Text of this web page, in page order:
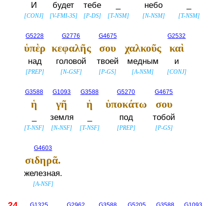
И
[CONJ]
будет
[V-FMI-3S]
тебе
[P-DS] [T-NSM]
небо
[N-NSM] [T-NSM]
G5228
ὑπὲρ
над
[PREP]
G2776
κεφαλῆς
головой
[N-GSF]
G4675
σου
твоей
[P-GS]
χαλκοῦς
медным
[A-NSM]
G2532
καὶ
и
[CONJ]
G3588
ἡ
[T-NSF]
G1093
γῆ
земля
[N-NSF]
G3588
ἡ
[T-NSF]
G5270
ὑποκάτω
под
[PREP]
G4675
σου
тобой
[P-GS]
G4603
σιδηρᾶ.
железная.
[A-NSF]